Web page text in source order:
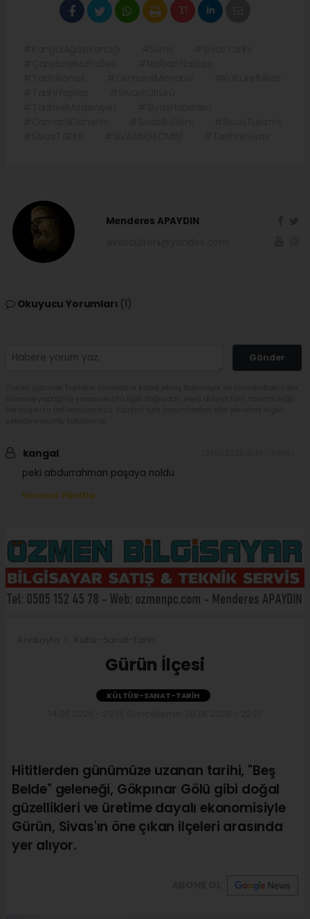
Menderes APAYDIN
Okuyucu Yorumları (1)
Gönder
kangal
peki abdurrahman paşaya noldu
Yorumu Yanıtla
Gürün İlçesi
KÜLTÜR-SANAT-TARIH
Hititlerden günümüze uzanan tarihi, "Beş
Belde" geleneği, Gökpınar Gölü gibi doğal
güzellikleri ve üretime dayalı ekonomisiyle
Gürün, Sivas'ın öne çıkan ilçeleri arasında
yer alıyor.